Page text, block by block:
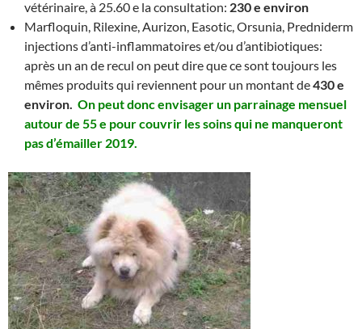
vétérinaire, à 25.60 e la consultation: 230 e environ
Marfloquin, Rilexine, Aurizon, Easotic, Orsunia, Predniderm
injections d’anti-inflammatoires et/ou d’antibiotiques:
après un an de recul on peut dire que ce sont toujours les
mêmes produits qui reviennent pour un montant de430 e
environ. On peut donc envisager un parrainage mensuel
autour de 55 e pour couvrir les soins qui ne manqueront
pas d’émailler 2019.